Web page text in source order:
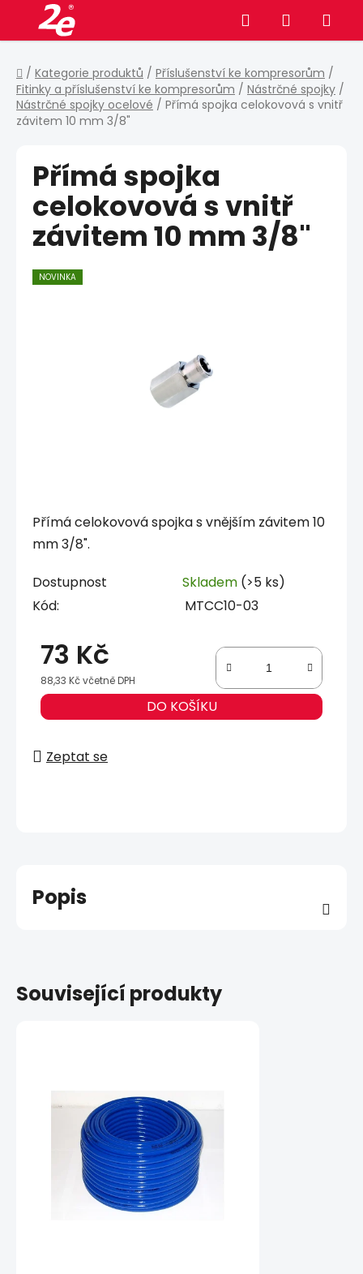
obsah
Hledat NÁKUPNÍ
KOŠÍK
Domů
/ Kategorie produktů / Příslušenství ke kompresorům /
Fitinky a příslušenství ke kompresorům / Nástrčné spojky /
Nástrčné spojky ocelové / Přímá spojka celokovová s vnitř
závitem 10 mm 3/8"
Přímá celokovová spojka s vnějším závitem 10
mm 3/8".
Dostupnost Skladem (>5 ks)
Kód:
MTCC10-03
73 Kč
88,33 Kč včetně DPH
Měrná cena: DO KOŠÍKU
Zeptat se
Přímá spojka
celokovová s vnitř
závitem 10 mm 3/8"
NOVINKA
Popis
Související produkty